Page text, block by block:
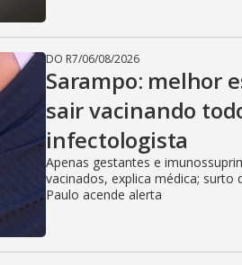
DO R7/06/08/2026
Sarampo: melhor
sair vacinando
infectologista
Apenas gestantes e
vacinados, explica médica; surto
Paulo acende alerta